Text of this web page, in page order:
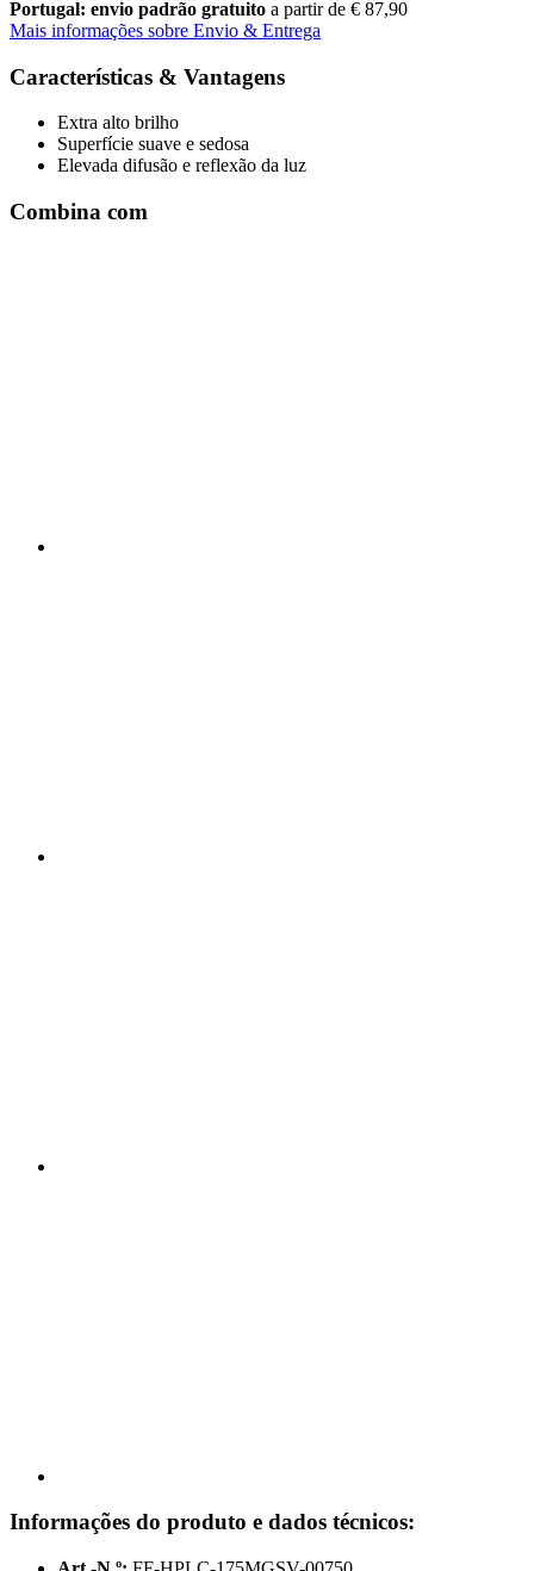
Portugal: envio padrão gratuito a partir de € 87,90
Mais informações sobre Envio & Entrega
Características & Vantagens
Extra alto brilho
Superfície suave e sedosa
Elevada difusão e reflexão da luz
Combina com
Informações do produto e dados técnicos: